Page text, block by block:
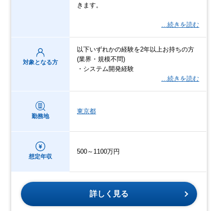
きます。
…続きを読む
対象となる方
以下いずれかの経験を2年以上お持ちの方
(業界・規模不問)
・システム開発経験
…続きを読む
勤務地
東京都
想定年収
500～1100万円
詳しく見る